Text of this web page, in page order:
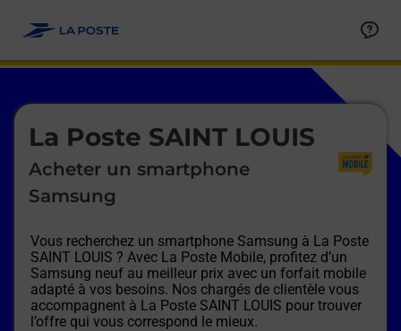
La Poste SAINT LOUIS
Acheter un smartphone
Samsung
Vous recherchez un smartphone Samsung à La Poste
SAINT LOUIS ? Avec La Poste Mobile, profitez d’un
Samsung neuf au meilleur prix avec un forfait mobile
adapté à vos besoins. Nos chargés de clientèle vous
accompagnent à La Poste SAINT LOUIS pour trouver
l’offre qui vous correspond le mieux.
Le lien s'ouvre dans un nouvel onglet